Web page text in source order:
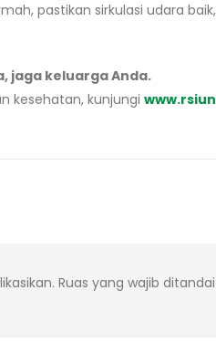
pastikan sirkulasi udara
jaga keluarga Anda.
kesehatan, kunjungi
Ruas yang wajib ditandai